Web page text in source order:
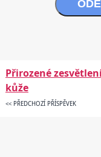
Přirozené
kůže
<< PŘEDCHOZÍ PŘÍSPĚVEK